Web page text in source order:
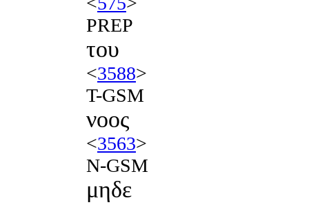
PREP
του
<3588>
T-GSM
νοος
<3563>
N-GSM
μηδε